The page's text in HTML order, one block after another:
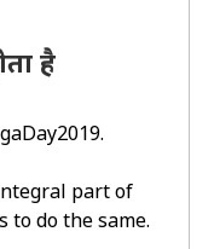
है
.
part of
do the same.